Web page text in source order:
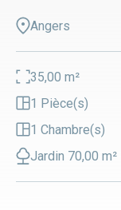
Angers
35,00 m²
1 Pièce(s)
1 Chambre(s)
Jardin 70,00 m²